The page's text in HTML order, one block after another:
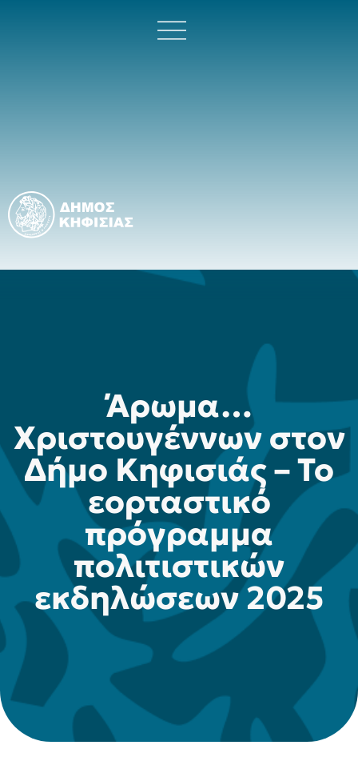
Άρωμα…
Χριστουγέννων στον
Δήμο Κηφισιάς – Το
εορταστικό
πρόγραμμα
πολιτιστικών
εκδηλώσεων 2025